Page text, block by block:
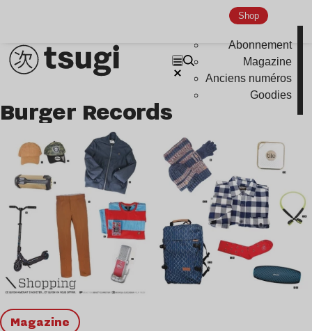
Shop
Abonnement
Magazine
Anciens numéros
Goodies
Burger Records
magazine